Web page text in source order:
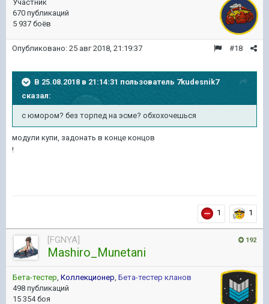
Участник
670 публикаций
5 937 боёв
#18
Опубликовано: 25 авг 2018, 21:19:37
В 25.08.2018 в 21:14:31 пользователь 7kudesnik7
сказал:
с юмором? без торпед на эсме? обхохочешься
модули купи, задонать в конце концов
!
1 1
192
[FGNYA]
Mashiro_Munetani
Бета-тестер Коллекционер Бета-тестер кланов
498 публикаций
15 354 боя